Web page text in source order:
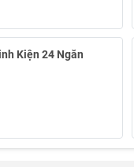
Kiện 36 Ngăn:
Kiện 24 Ngăn